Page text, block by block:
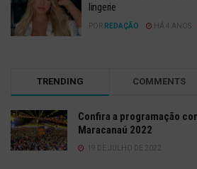
lingerie
POR REDAÇÃO HÁ 4 ANOS
TRENDING COMMENTS
Confira a programação
Maracanaú 2022
19 DE JULHO DE 2022